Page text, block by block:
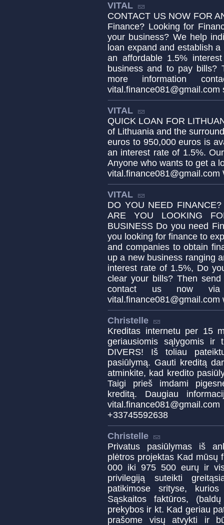
VITAL
CONTACT US NOW FOR
Finance? Looking for
your business? We help
loan expand and establish
an affordable 1.5%
business and to pay bills?
more information
VITAL
QUICK LOAN FOR
of Lithuania and the
euros to 950,000 euros is
an interest rate of 1.5%.
Anyone who wants to get a
VITAL
DO YOU NEED
ARE YOU LOOKING
BUSINESS Do you need
you looking for finance to
and companies to obtain
up a new business ranging
interest rate of 1.5%, Do
clear your bills? Then
contact us now
Christelle
Kreditas internetu per 15
geriausiomis sąlygomis ir
DIVERS! Iš toliau
pasiūlymą. Gauti kreditą
atminkite, kad kredito
Taigi prieš imdami
kreditą. Daugiau
+33745592638
Christelle
Privatus pasiūlymas iš
plėtros projektas Kad mūsų
000 iki 975 500 eurų ir
privilegiją suteikti
patikimose srityse,
Sąskaitos faktūros,
prekybos ir kt. Kad geriau
prašome visų atvykti ir